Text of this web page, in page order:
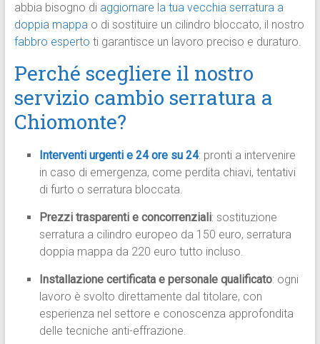
abbia bisogno di aggiornare la tua vecchia serratura a
doppia mappao di sostituire un cilindro bloccato, il nostro
fabbro esperto ti garantisce un lavoro preciso e duraturo.
Perché scegliere il nostro
servizio cambio serratura a
Chiomonte?
Interventi urgenti e 24 ore su 24: pronti a intervenire
in caso di emergenza, come perdita chiavi, tentativi
di furto o serratura bloccata.
Prezzi trasparenti e concorrenziali: sostituzione
serratura a cilindro europeo da 150 euro, serratura
doppia mappa da 220 euro tutto incluso.
Installazione certificata e personale qualificato: ogni
lavoro è svolto direttamente dal titolare, con
esperienza nel settore e conoscenza approfondita
delle tecniche anti-effrazione.